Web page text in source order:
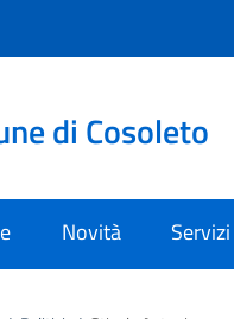
di Cosoleto
Novità Servizi